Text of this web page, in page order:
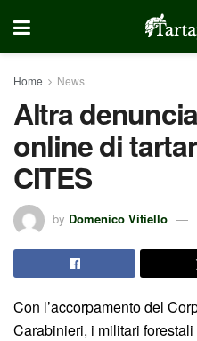
Home News
Altra
online di
CITES
by Domenico Vitiello
Con l’accorpamento del
Carabinieri, i militari